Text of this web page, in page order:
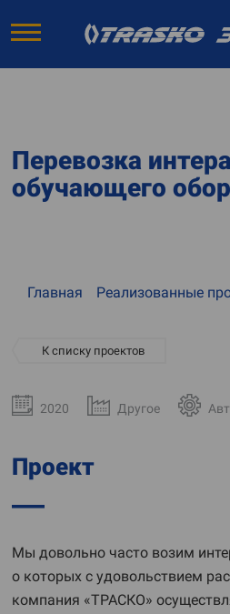
Перевозка
обучающего
Главная Реализованные
К списку проектов
2020 Другое
Проект
Мы довольно часто возим
о которых с удовольствием
компания «ТРАСКО»